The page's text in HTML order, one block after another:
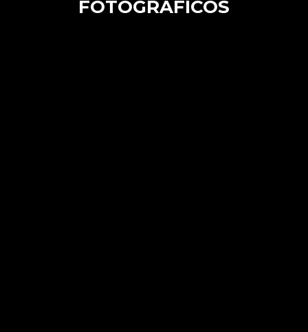
FOTOGRÁFICOS